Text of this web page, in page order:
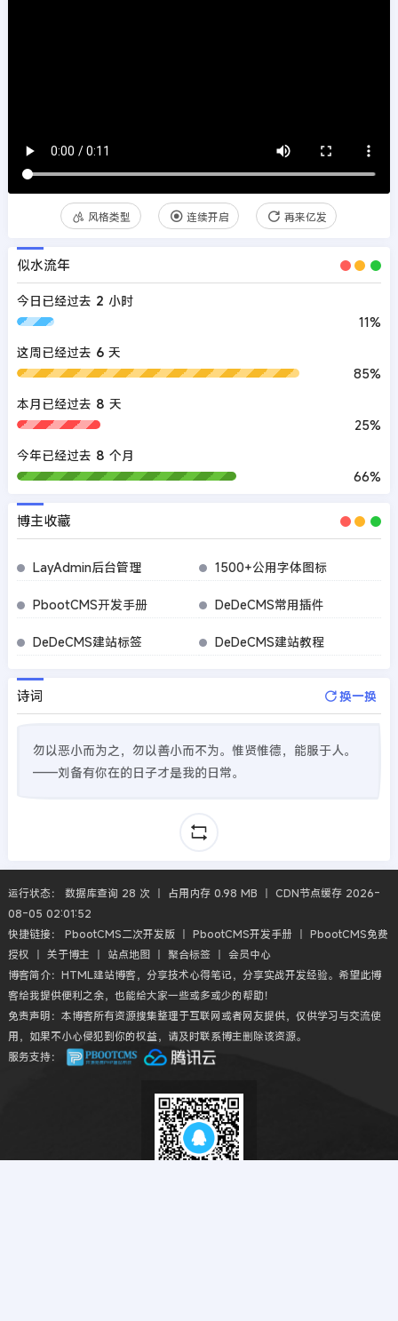
风格类型 连续开启 再来亿发
似水流年
今日已经过去 2 小时
11%
这周已经过去 6 天
85%
本月已经过去 8 天
25%
今年已经过去 8 个月
66%
博主收藏
LayAdmin后台管理 1500+公用字体图标
PbootCMS开发手册 DeDeCMS常用插件
DeDeCMS建站标签 DeDeCMS建站教程
诗词 换一换
勿以恶小而为之，勿以善小而不为。惟贤惟德，能服于人。
——刘备有你在的日子才是我的日常。
运行状态： 数据库查询 28 次 丨 占用内存 0.98 MB 丨 CDN节点缓存 2026-
08-05 02:01:52
快捷链接： PbootCMS二次开发版丨 PbootCMS开发手册 丨 PbootCMS免费
授权 丨 关于博主 丨 站点地图丨 聚合标签丨 会员中心
博客简介：HTML建站博客，分享技术心得笔记，分享实战开发经验。希望此博
客给我提供便利之余，也能给大家一些或多或少的帮助！
免责声明：本博客所有资源搜集整理于互联网或者网友提供，仅供学习与交流使
用，如果不小心侵犯到你的权益，请及时联系博主删除该资源。
服务支持：